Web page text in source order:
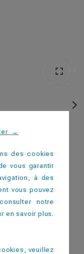
fullscreen
fullscreen
chevron_right
→
des cookies
vous garantir
à des
vous pouvez
notre
en savoir plus.
veuillez